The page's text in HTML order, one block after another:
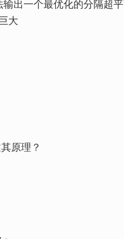
出一个最优化的分隔超平
大
原理？